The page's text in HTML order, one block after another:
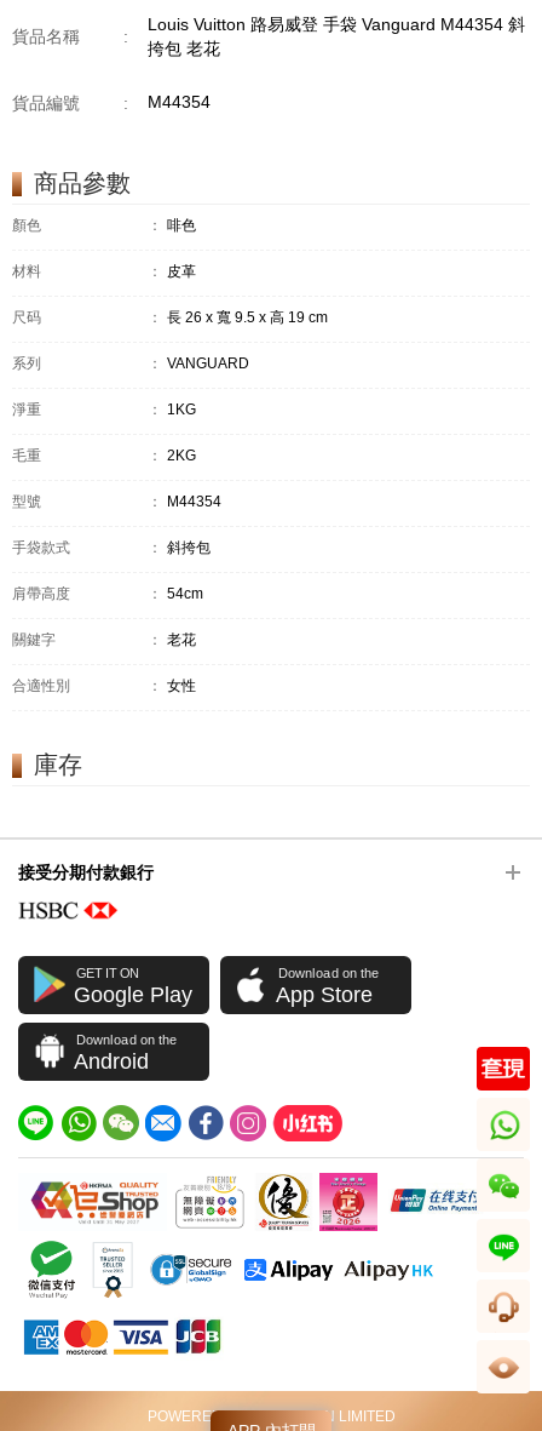
貨品名稱 :
Louis Vuitton 路易威登 手袋 Vanguard M44354 斜
挎包 老花
貨品編號 : M44354
商品參數
顏色 ： 啡色
材料 ： 皮革
尺码 ： 長 26 x 寬 9.5 x 高 19 cm
系列 ： VANGUARD
淨重 ： 1KG
毛重 ： 2KG
型號 ： M44354
手袋款式 ： 斜挎包
肩帶高度 ： 54cm
關鍵字 ： 老花
合適性別 ： 女性
庫存
接受分期付款銀行
GET IT ON
Google Play
Download on the
App Store
Download on the
Android
POWERED BY VIP STATION LIMITED
whatsapp